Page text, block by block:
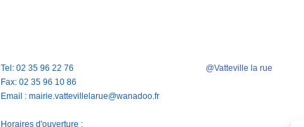
Tel: 02 35 96 22 76
Fax: 02 35 96 10 86
Email : mairie.vattevillelarue@wanadoo.fr
Horaires d'ouverture :
@Vatteville la rue